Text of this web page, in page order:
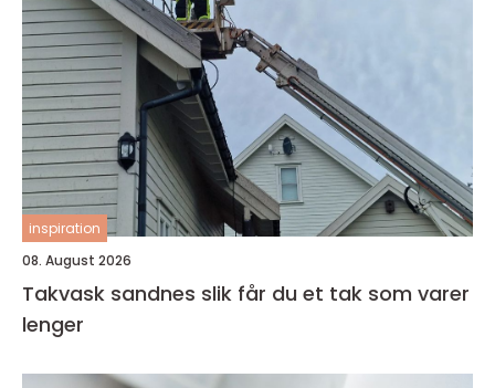
inspiration
08. August 2026
Takvask sandnes slik får du et tak som varer
lenger